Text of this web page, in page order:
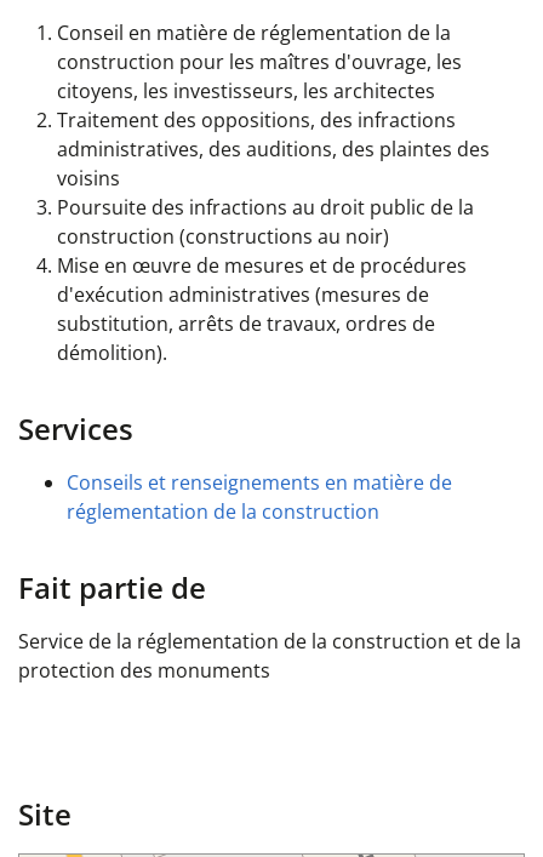
Conseil en matière de réglementation de la
construction pour les maîtres d'ouvrage, les
citoyens, les investisseurs, les architectes
Traitement des oppositions, des infractions
administratives, des auditions, des plaintes des
voisins
Poursuite des infractions au droit public de la
construction (constructions au noir)
Mise en œuvre de mesures et de procédures
d'exécution administratives (mesures de
substitution, arrêts de travaux, ordres de
démolition).
Services
Conseils et renseignements en matière de
réglementation de la construction
Fait partie de
Service de la réglementation de la construction et de la
protection des monuments
Site